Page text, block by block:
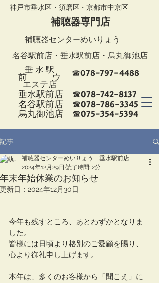
補聴器センターめいりょう
神戸市垂水区・須磨区・京都市中京区
補聴器専門店
垂水駅前店 ☎078-742-8137
烏丸御池店 ☎075-354-5394
名谷駅前店 ☎078-786-3345
☎078-797-4488
垂 水 駅
前 ウ
エステ店
名谷駅前店・ 垂水駅前店・烏丸御池店
記事
年末年始休業のお知らせ
補聴器センターめいりょう 垂水駅前店
2024年12月29日 読了時間: 2分
更新日： 2024年12月30日
今年も残すところ、あとわずかとなりま
した。
皆様には日頃より格別のご愛顧を賜り、
心より御礼申し上げます。
本年は、多くのお客様から「聞こえ」に